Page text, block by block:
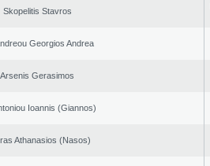
Skopelitis Stavros
Georgios Andrea
Arsenis Gerasimos
Ioannis (Giannos)
Athanasios (Nasos)